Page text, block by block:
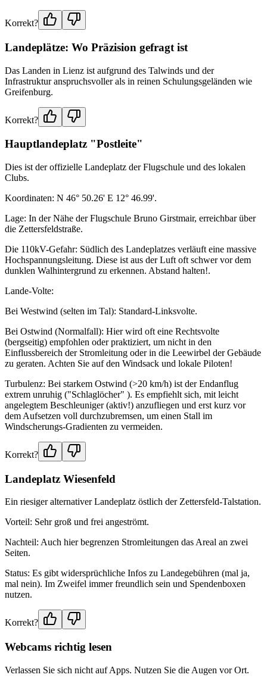
Korrekt?
Landeplätze: Wo Präzision gefragt ist
Das Landen in Lienz ist aufgrund des Talwinds und der
Infrastruktur anspruchsvoller als in reinen Schulungsgeländen wie
Greifenburg.
Korrekt?
Hauptlandeplatz "Postleite"
Dies ist der offizielle Landeplatz der Flugschule und des lokalen
Clubs.
Koordinaten: N 46° 50.26' E 12° 46.99'.
Lage: In der Nähe der Flugschule Bruno Girstmair, erreichbar über
die Zettersfeldstraße.
Die 110kV-Gefahr: Südlich des Landeplatzes verläuft eine massive
Hochspannungsleitung. Diese ist aus der Luft oft schwer vor dem
dunklen Walhintergrund zu erkennen. Abstand halten!.
Lande-Volte:
Bei Westwind (selten im Tal): Standard-Linksvolte.
Bei Ostwind (Normalfall): Hier wird oft eine Rechtsvolte
(bergseitig) empfohlen oder praktiziert, um nicht in den
Einflussbereich der Stromleitung oder in die Leewirbel der Gebäude
zu geraten. Achten Sie auf den Windsack und lokale Piloten!
Turbulenz: Bei starkem Ostwind (>20 km/h) ist der Endanflug
extrem unruhig ("Schlaglöcher" ). Es empfiehlt sich, mit leicht
angelegtem Beschleuniger (aktiv!) anzufliegen und erst kurz vor
dem Aufsetzen voll durchzubremsen, um einen Stall im
Windscherungs-Gradienten zu vermeiden.
Korrekt?
Landeplatz Wiesenfeld
Ein riesiger alternativer Landeplatz östlich der Zettersfeld-Talstation.
Vorteil: Sehr groß und frei angeströmt.
Nachteil: Auch hier begrenzen Stromleitungen das Areal an zwei
Seiten.
Status: Es gibt widersprüchliche Infos zu Landegebühren (mal ja,
mal nein). Im Zweifel immer freundlich sein und Spendenboxen
nutzen.
Korrekt?
Webcams richtig lesen
Verlassen Sie sich nicht auf Apps. Nutzen Sie die Augen vor Ort.